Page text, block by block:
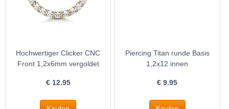
Hochwertiger Clicker CNC
Front 1,2x6mm vergoldet
€ 12.95
Piercing Titan runde Basis
1,2x12 innen
€9.95